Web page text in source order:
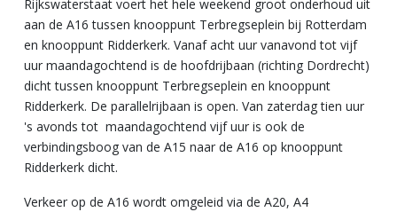
Rijkswaterstaat voert het hele weekend groot onderhoud uit
aan de A16 tussen knooppunt Terbregseplein bij Rotterdam
en knooppunt Ridderkerk. Vanaf acht uur vanavond tot vijf
uur maandagochtend is de hoofdrijbaan (richting Dordrecht)
dicht tussen knooppunt Terbregseplein en knooppunt
Ridderkerk. De parallelrijbaan is open. Van zaterdag tien uur
's avonds tot maandagochtend vijf uur is ook de
verbindingsboog van de A15 naar de A16 op knooppunt
Ridderkerk dicht.
Verkeer op de A16 wordt omgeleid via de A20, A4